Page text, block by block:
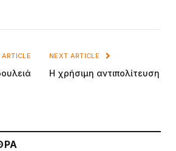
NEXT ARTICLE
Η χρήσιμη αντιπολίτευση